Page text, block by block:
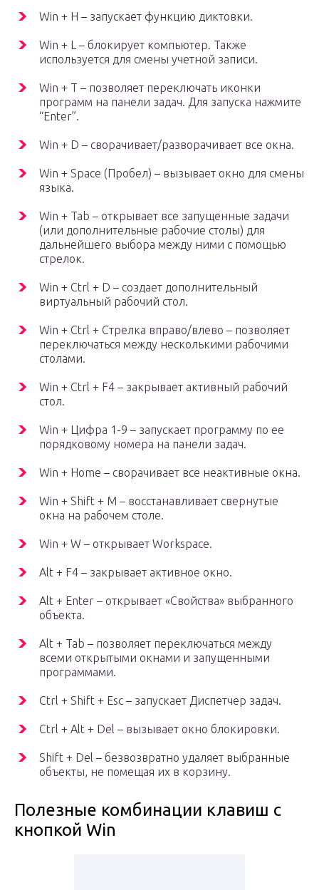
Win + H – запускает функцию диктовки.
Win + L – блокирует компьютер. Также
используется для смены учетной записи.
Win + T – позволяет переключать иконки
программ на панели задач. Для запуска нажмите
“Enter”.
Win + D – сворачивает/разворачивает все окна.
Win + Space (Пробел) – вызывает окно для смены
языка.
Win + Tab – открывает все запущенные задачи
(или дополнительные рабочие столы) для
дальнейшего выбора между ними с помощью
стрелок.
Win + Ctrl + D – создает дополнительный
виртуальный рабочий стол.
Win + Ctrl + Стрелка вправо/влево – позволяет
переключаться между несколькими рабочими
столами.
Win + Ctrl + F4 – закрывает активный рабочий
стол.
Win + Цифра 1-9 – запускает программу по ее
порядковому номера на панели задач.
Win + Home – сворачивает все неактивные окна.
Win + Shift + M – восстанавливает свернутые
окна на рабочем столе.
Win + W – открывает Workspace.
Alt + F4 – закрывает активное окно.
Alt + Enter – открывает «Свойства» выбранного
объекта.
Alt + Tab – позволяет переключаться между
всеми открытыми окнами и запущенными
программами.
Ctrl + Shift + Esc – запускает Диспетчер задач.
Ctrl + Alt + Del – вызывает окно блокировки.
Shift + Del – безвозвратно удаляет выбранные
объекты, не помещая их в корзину.
Полезные комбинации клавиш с
кнопкой Win